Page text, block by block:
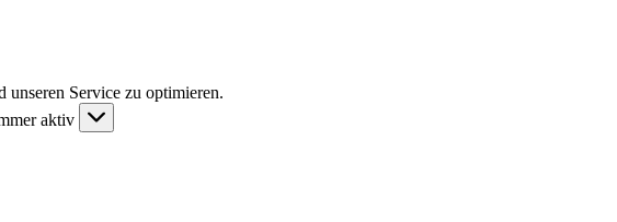
unseren Service zu optimieren.
aktiv